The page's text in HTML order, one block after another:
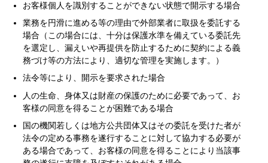
お客様個人を識別することができない状態で開示する場合
業務を円滑に進める等の理由で外部業者に取扱を委託する
場合（この場合には、十分は保護水準を備えている委託先
を選定し、漏えいや再提供を防止するために契約による義
務づけ等の方法により、適切な管理を実施します。）
法令等により、開示を要求された場合
人の生命、身体又は財産の保護のために必要であって、お
客様の同意を得ることが困難である場合
国の機関若しくは地方公共団体又はその委託を受けた者が
法令の定める事務を遂行することに対して協力する必要が
ある場合であって、お客様の同意を得ることにより当該事